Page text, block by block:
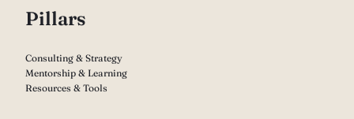
Pillars
Consulting & Strategy
Mentorship & Learning
Resources & Tools